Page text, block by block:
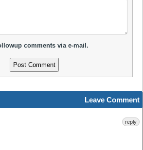
comments via e-mail.
Leave Comment
reply